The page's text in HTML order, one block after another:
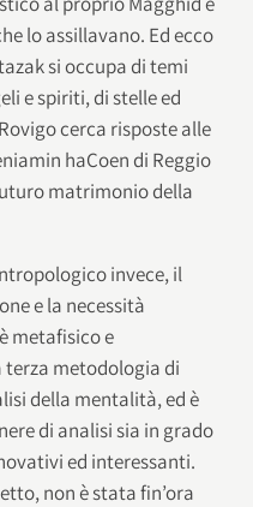
lo assillavano. Ed ecco
si occupa di temi
e spiriti, di stelle ed
cerca risposte alle
haCoen di Reggio
matrimonio della
invece, il
e la necessità
metafisico e
terza metodologia di
della mentalità, ed è
di analisi sia in grado
ed interessanti.
non è stata fin’ora